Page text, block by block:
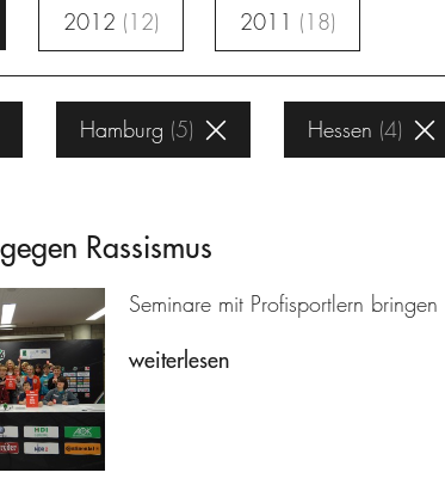
2012 12 2011 18
Hamburg 5 Hessen 4
Rassismus
Seminare mit Profisportlern
weiterlesen